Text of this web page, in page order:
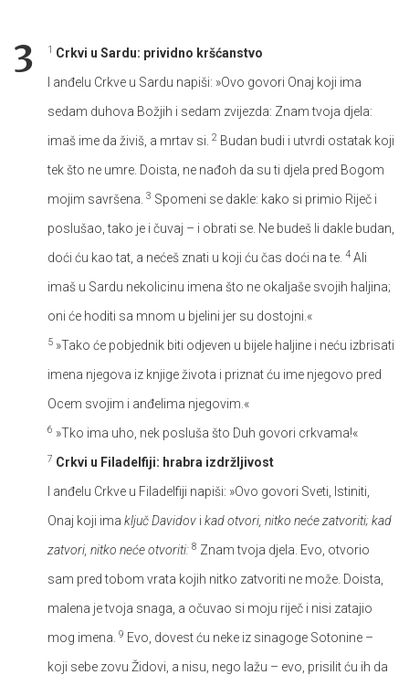
3 1 Crkvi u Sardu: prividno kršćanstvo
I anđelu Crkve u Sardu napiši: »Ovo govori Onaj koji ima
sedam duhova Božjih i sedam zvijezda: Znam tvoja djela:
imaš ime da živiš, a mrtav si. 2 Budan budi i utvrdi ostatak koji
tek što ne umre. Doista, ne nađoh da su ti djela pred Bogom
mojim savršena. 3 Spomeni se dakle: kako si primio Riječ i
poslušao, tako je i čuvaj – i obrati se. Ne budeš li dakle budan,
doći ću kao tat, a nećeš znati u koji ću čas doći na te. 4 Ali
imaš u Sardu nekolicinu imena što ne okaljaše svojih haljina;
oni će hoditi sa mnom u bjelini jer su dostojni.«
5 »Tako će pobjednik biti odjeven u bijele haljine i neću izbrisati
imena njegova iz knjige života i priznat ću ime njegovo pred
Ocem svojim i anđelima njegovim.«
6 »Tko ima uho, nek posluša što Duh govori crkvama!«
7 Crkvi u Filadelfiji: hrabra izdržljivost
I anđelu Crkve u Filadelfiji napiši: »Ovo govori Sveti, Istiniti,
Onaj koji ima ključ Davidov i kad otvori, nitko neće zatvoriti; kad
zatvori, nitko neće otvoriti: 8 Znam tvoja djela. Evo, otvorio
sam pred tobom vrata kojih nitko zatvoriti ne može. Doista,
malena je tvoja snaga, a očuvao si moju riječ i nisi zatajio
mog imena. 9 Evo, dovest ću neke iz sinagoge Sotonine –
koji sebe zovu Židovi, a nisu, nego lažu – evo, prisilit ću ih da